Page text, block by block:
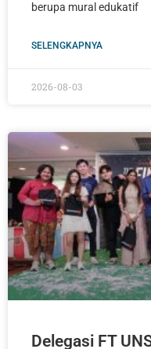
berupa mural edukatif
SELENGKAPNYA
2026-08-03
Delegasi FT